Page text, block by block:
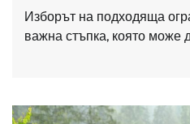
Изборът на подходяща
важна стъпка, която може